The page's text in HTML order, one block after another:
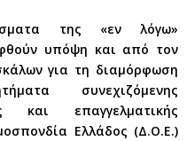
της «εν λόγω»
υπόψη και από τον
για τη διαμόρφωση
συνεχιζόμενης
και επαγγελματικής
Ελλάδος (Δ.Ο.Ε.)